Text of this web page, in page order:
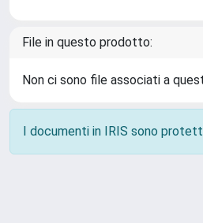
File in questo prodotto:
Non ci sono file associati a
I documenti in IRIS sono